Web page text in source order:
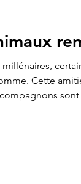
Cette